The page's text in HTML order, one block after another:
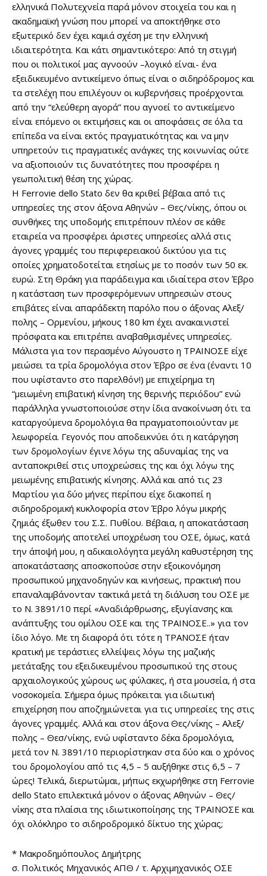
ελληνικά Πολυτεχνεία παρά μόνον στοιχεία του και η
ακαδημαϊκή γνώση που μπορεί να αποκτήθηκε στο
εξωτερικό δεν έχει καμιά σχέση με την ελληνική
ιδιαιτερότητα. Και κάτι σημαντικότερο: Από τη στιγμή
που οι πολιτικοί μας αγνοούν –λογικό είναι- ένα
εξειδικευμένο αντικείμενο όπως είναι ο σιδηρόδρομος και
τα στελέχη που επιλέγουν οι κυβερνήσεις προέρχονται
από την “ελεύθερη αγορά” που αγνοεί το αντικείμενο
είναι επόμενο οι εκτιμήσεις και οι αποφάσεις σε όλα τα
επίπεδα να είναι εκτός πραγματικότητας και να μην
υπηρετούν τις πραγματικές ανάγκες της κοινωνίας ούτε
να αξιοποιούν τις δυνατότητες που προσφέρει η
γεωπολιτική θέση της χώρας.
Η Ferrovie dello Stato δεν θα κριθεί βέβαια από τις
υπηρεσίες της στον άξονα Αθηνών – Θες/νίκης, όπου οι
συνθήκες της υποδομής επιτρέπουν πλέον σε κάθε
εταιρεία να προσφέρει άριστες υπηρεσίες αλλά στις
άγονες γραμμές του περιφερειακού δικτύου για τις
οποίες χρηματοδοτείται ετησίως με το ποσόν των 50 εκ.
ευρώ. Στη Θράκη για παράδειγμα και ιδιαίτερα στον Έβρο
η κατάσταση των προσφερόμενων υπηρεσιών στους
επιβάτες είναι απαράδεκτη παρόλο που ο άξονας Αλεξ/
πολης – Ορμενίου, μήκους 180 km έχει ανακαινιστεί
πρόσφατα και επιτρέπει αναβαθμισμένες υπηρεσίες.
Μάλιστα για τον περασμένο Αύγουστο η ΤΡΑΙΝΟΣΕ είχε
μειώσει τα τρία δρομολόγια στον Έβρο σε ένα (έναντι 10
που υφίσταντο στο παρελθόν!) με επιχείρημα τη
“μειωμένη επιβατική κίνηση της θερινής περιόδου” ενώ
παράλληλα γνωστοποιούσε στην ίδια ανακοίνωση ότι τα
καταργούμενα δρομολόγια θα πραγματοποιούνταν με
λεωφορεία. Γεγονός που αποδεικνύει ότι η κατάργηση
των δρομολογίων έγινε λόγω της αδυναμίας της να
ανταποκριθεί στις υποχρεώσεις της και όχι λόγω της
μειωμένης επιβατικής κίνησης. Αλλά και από τις 23
Μαρτίου για δύο μήνες περίπου είχε διακοπεί η
σιδηροδρομική κυκλοφορία στον Έβρο λόγω μικρής
ζημιάς έξωθεν του Σ.Σ. Πυθίου. Βέβαια, η αποκατάσταση
της υποδομής αποτελεί υποχρέωση του ΟΣΕ, όμως, κατά
την άποψή μου, η αδικαιολόγητα μεγάλη καθυστέρηση της
αποκατάστασης αποσκοπούσε στην εξοικονόμηση
προσωπικού μηχανοδηγών και κινήσεως, πρακτική που
επαναλαμβάνονταν τακτικά μετά τη διάλυση του ΟΣΕ με
το Ν. 3891/10 περί «Αναδιάρθρωσης, εξυγίανσης και
ανάπτυξης του ομίλου ΟΣΕ και της ΤΡΑΙΝΟΣΕ..» για τον
ίδιο λόγο. Με τη διαφορά ότι τότε η ΤΡΑΝΟΣΕ ήταν
κρατική με τεράστιες ελλείψεις λόγω της μαζικής
μετάταξης του εξειδικευμένου προσωπικού της στους
αρχαιολογικούς χώρους ως φύλακες, ή στα μουσεία, ή στα
νοσοκομεία. Σήμερα όμως πρόκειται για ιδιωτική
επιχείρηση που αποζημιώνεται για τις υπηρεσίες της στις
άγονες γραμμές. Αλλά και στον άξονα Θες/νίκης – Αλεξ/
πολης – Θεσ/νίκης, ενώ υφίσταντο δέκα δρομολόγια,
μετά τον Ν. 3891/10 περιορίστηκαν στα δύο και ο χρόνος
του δρομολογίου από τις 4,5 – 5 αυξήθηκε στις 6,5 – 7
ώρες! Τελικά, διερωτώμαι, μήπως εκχωρήθηκε στη Ferrovie
dello Stato επιλεκτικά μόνον ο άξονας Αθηνών – Θες/
νίκης στα πλαίσια της ιδιωτικοποίησης της ΤΡΑΙΝΟΣΕ και
όχι ολόκληρο το σιδηροδρομικό δίκτυο της χώρας;
* Μακροδημόπουλος Δημήτρης
σ. Πολιτικός Μηχανικός ΑΠΘ / τ. Αρχιμηχανικός ΟΣΕ